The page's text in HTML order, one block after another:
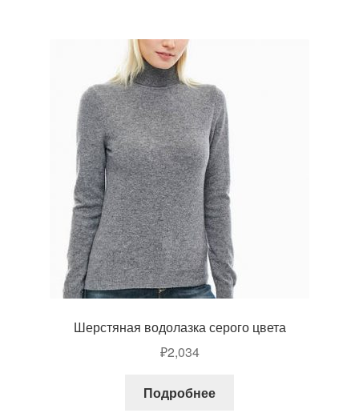
Шерстяная водолазка серого цвета
₽2,034
Подробнее